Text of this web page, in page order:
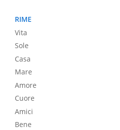
RIME
Vita
Sole
Casa
Mare
Amore
Cuore
Amici
Bene